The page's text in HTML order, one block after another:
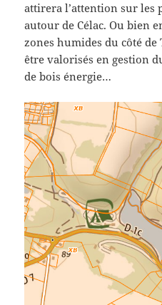
attirera l’attention sur les
autour de Célac. Ou bien
zones humides du côté
être valorisés en gestion
de bois énergie…